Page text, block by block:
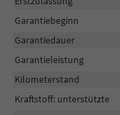
Garantiebeginn
Garantiedauer
Garantieleistung
Kilometerstand
Kraftstoff: unterstützte